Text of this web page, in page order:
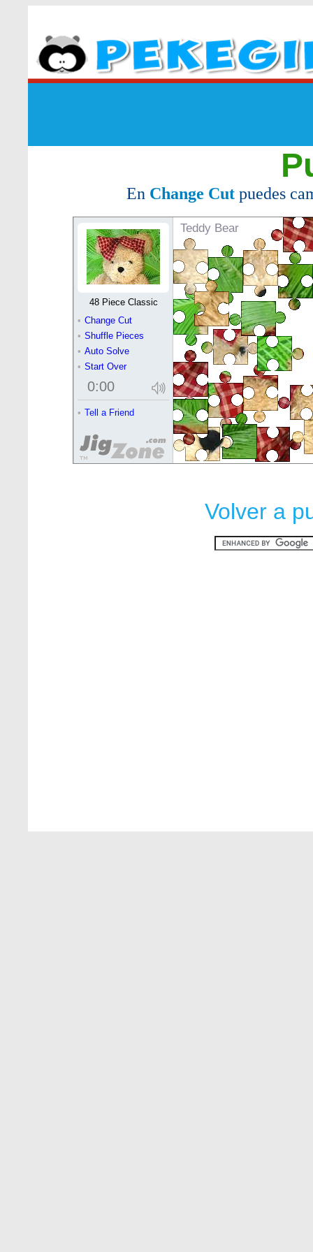
En Change Cutpuedes
Volver a